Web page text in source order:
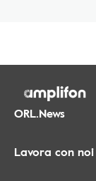
ORL.News
Lavora con noi